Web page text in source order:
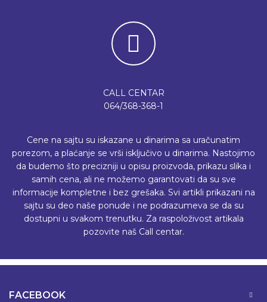
CALL CENTAR
064/368-368-1
Cene na sajtu su iskazane u dinarima sa uračunatim
porezom, a plaćanje se vrši isključivo u dinarima. Nastojimo
da budemo što precizniji u opisu proizvoda, prikazu slika i
samih cena, ali ne možemo garantovati da su sve
informacije kompletne i bez grešaka. Svi artikli prikazani na
sajtu su deo naše ponude i ne podrazumeva se da su
dostupni u svakom trenutku. Za raspoloživost artikala
pozovite naš Call centar.
FACEBOOK